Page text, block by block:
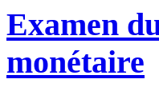
Examen
monétaire